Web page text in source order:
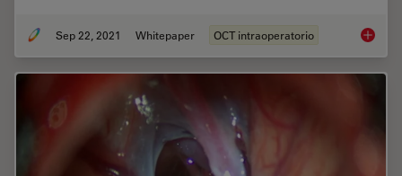
Sep 22, 2021 Whitepaper OCT intraoperatorio